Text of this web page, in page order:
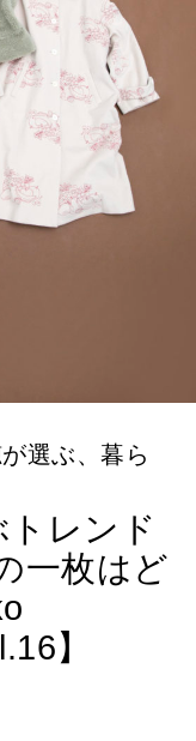
のご褒美旅。」
選ぶ、暮ら
レンド
一枚はど
】